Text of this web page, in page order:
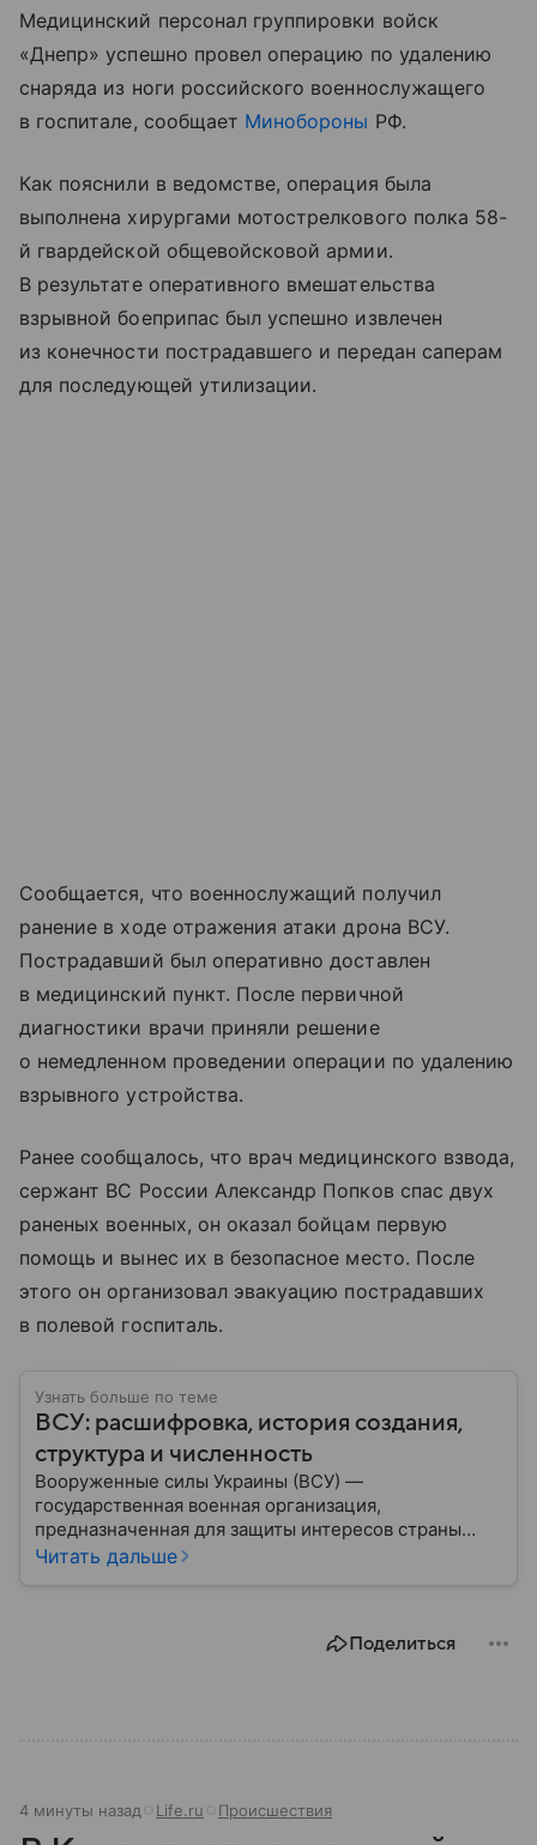
Медицинский персонал группировки войск
«Днепр» успешно провел операцию по удалению
снаряда из ноги российского военнослужащего
в госпитале, сообщает Минобороны РФ.
Как пояснили в ведомстве, операция была
выполнена хирургами мотострелкового полка 58-
й гвардейской общевойсковой армии.
В результате оперативного вмешательства
взрывной боеприпас был успешно извлечен
из конечности пострадавшего и передан саперам
для последующей утилизации.
Сообщается, что военнослужащий получил
ранение в ходе отражения атаки дрона ВСУ.
Пострадавший был оперативно доставлен
в медицинский пункт. После первичной
диагностики врачи приняли решение
о немедленном проведении операции по удалению
взрывного устройства.
Ранее сообщалось, что врач медицинского взвода,
сержант ВС России Александр Попков спас двух
раненых военных, он оказал бойцам первую
помощь и вынес их в безопасное место. После
этого он организовал эвакуацию пострадавших
в полевой госпиталь.
Узнать больше по теме
ВСУ: расшифровка, история создания,
структура и численность
Вооруженные силы Украины (ВСУ) —
государственная военная организация,
предназначенная для защиты интересов страны
военным путем. Была создана после
Читать дальше
Поделиться
4 минуты назад Life.ru Происшествия